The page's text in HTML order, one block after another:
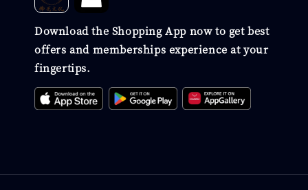
Download the Shopping App now to get best
offers and memberships experience at your
fingertips.